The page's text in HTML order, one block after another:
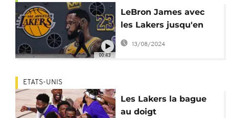
00:43
LeBron James avec
les Lakers jusqu'en
2023
13/08/2024
ETATS-UNIS
Les Lakers la bague
au doigt